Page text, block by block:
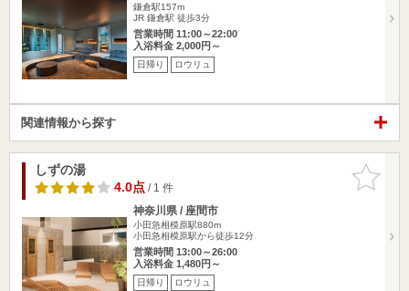
鎌倉駅157m
JR 鎌倉駅 徒歩3分
営業時間 11:00～22:00
入浴料金 2,000円～
日帰り ロウリュ
関連情報から探す
お気に入
りに追加
しずの湯
4.0点/ 1 件
神奈川県 / 座間市
小田急相模原駅880m
小田急相模原駅から徒歩12分
営業時間 13:00～26:00
入浴料金 1,480円～
日帰り ロウリュ